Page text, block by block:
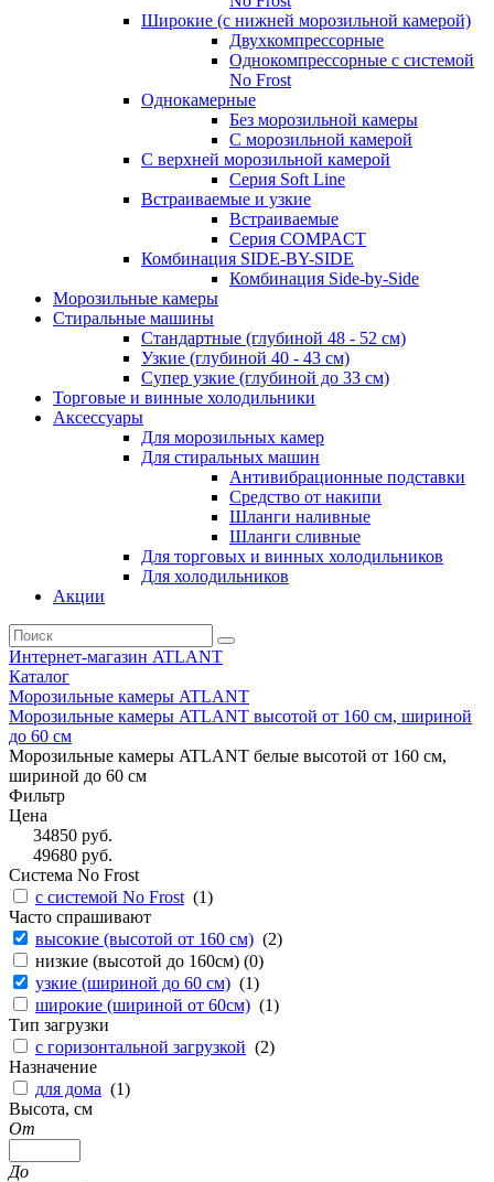
Широкие (с нижней морозильной камерой)
Двухкомпрессорные
Однокомпрессорные с системой
No Frost
Однокамерные
Без морозильной камеры
С морозильной камерой
С верхней морозильной камерой
Серия Soft Line
Встраиваемые и узкие
Встраиваемые
Серия СOMPACT
Комбинация SIDE-BY-SIDE
Комбинация Side-by-Side
Морозильные камеры
Стиральные машины
Стандартные (глубиной 48 - 52 см)
Узкие (глубиной 40 - 43 см)
Супер узкие (глубиной до 33 см)
Торговые и винные холодильники
Аксессуары
Для морозильных камер
Для стиральных машин
Антивибрационные подставки
Средство от накипи
Шланги наливные
Шланги сливные
Для торговых и винных холодильников
Для холодильников
Акции
Интернет-магазин ATLANT
Каталог
Морозильные камеры ATLANT
Морозильные камеры ATLANT высотой от 160 см, шириной
до 60 см
Морозильные камеры ATLANT белые высотой от 160 см,
шириной до 60 см
Фильтр
Цена
34850руб.
49680руб.
Система No Frost
с системой No Frost (1)
Часто спрашивают
высокие (высотой от 160 см) (2)
низкие (высотой до 160см) (0)
узкие (шириной до 60 см) (1)
широкие (шириной от 60см) (1)
Тип загрузки
с горизонтальной загрузкой (2)
Назначение
для дома (1)
Высота, см
От
До